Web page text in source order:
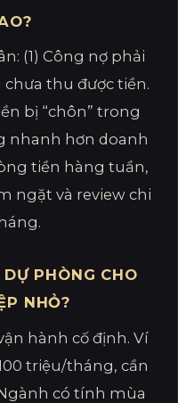
(1) Công nợ phải
thu được tiền.
bị “chôn” trong
nhanh hơn doanh
tiền hàng tuần,
ngặt và review chi
PHÒNG CHO
NHỎ?
hành cố định. Ví
triệu/tháng, cần
có tính mùa